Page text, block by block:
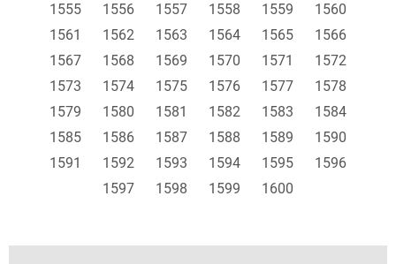
1555
1556 1557 1558 1559
1560
1561
1562 1563 1564 1565
1566
1567
1568 1569 1570 1571
1572
1573
1574 1575 1576 1577
1578
1579
1580 1581 1582 1583
1584
1585
1586 1587 1588 1589
1590
1591
1592 1593 1594 1595
1596
1597
1598 1599 1600